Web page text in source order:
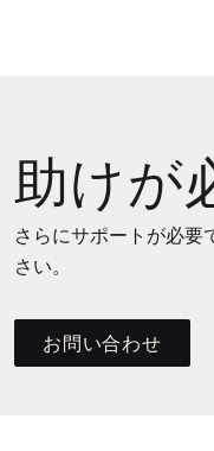
助けが
さらにサポートが必要
さい。
お問い合わせ